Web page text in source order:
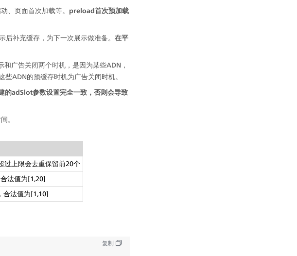
、页面首次加载等。 preload首次预加载
后补充缓存，为下一次展示做准备。 在平
广告关闭两个时机，是因为某些ADN，
ADN的预缓存时机为广告关闭时机。
的adSlot参数设置完全一致，否则会导致
。
过上限会去重保留前20个
法值为[1,20]
合法值为[1,10]
复制